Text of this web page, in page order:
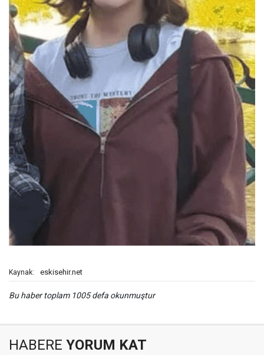
Kaynak: eskisehir.net
Bu haber toplam 1005 defa okunmuştur
HABERE YORUM KAT